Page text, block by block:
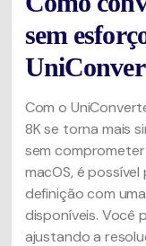
sem
Com o
8K se torna mais
sem
macOS, é
definição com
disponíveis. Você
ajustando a